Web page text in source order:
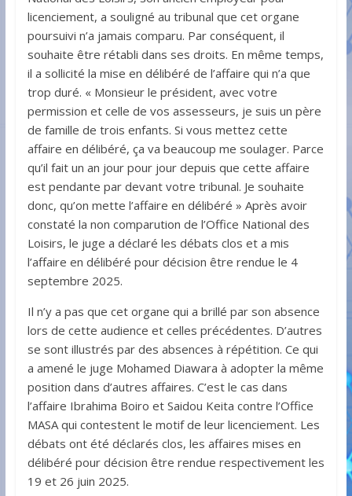
licenciement, a souligné au tribunal que cet organe
poursuivi n’a jamais comparu. Par conséquent, il
souhaite être rétabli dans ses droits. En même temps,
il a sollicité la mise en délibéré de l’affaire qui n’a que
trop duré. « Monsieur le président, avec votre
permission et celle de vos assesseurs, je suis un père
de famille de trois enfants. Si vous mettez cette
affaire en délibéré, ça va beaucoup me soulager. Parce
qu’il fait un an jour pour jour depuis que cette affaire
est pendante par devant votre tribunal. Je souhaite
donc, qu’on mette l’affaire en délibéré » Après avoir
constaté la non comparution de l’Office National des
Loisirs, le juge a déclaré les débats clos et a mis
l’affaire en délibéré pour décision être rendue le 4
septembre 2025.
Il n’y a pas que cet organe qui a brillé par son absence
lors de cette audience et celles précédentes. D’autres
se sont illustrés par des absences à répétition. Ce qui
a amené le juge Mohamed Diawara à adopter la même
position dans d’autres affaires. C’est le cas dans
l’affaire Ibrahima Boiro et Saidou Keita contre l’Office
MASA qui contestent le motif de leur licenciement. Les
débats ont été déclarés clos, les affaires mises en
délibéré pour décision être rendue respectivement les
19 et 26 juin 2025.